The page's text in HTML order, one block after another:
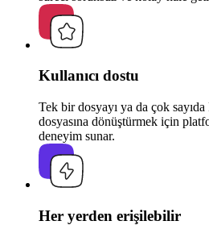
Kullanıcı dostu
Tek bir dosyayı ya da çok
dosyasına dönüştürmek için
deneyim sunar.
Her yerden erişilebilir